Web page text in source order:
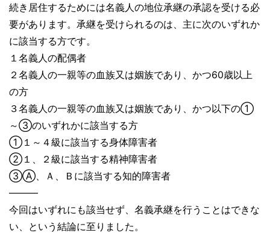
続き居住するためには名義人の地位承継の承認を受ける必
要があります。承継を受けられるのは、主に次のいずれか
に該当する方です。
１名義人の配偶者
２名義人の一親等の血族又は姻族であり、かつ60歳以上
の方
３名義人の一親等の血族又は姻族であり、かつ以下の①
～③のいずれかに該当する方
①１～４級に該当する身体障害者
②１、２級に該当する精神障害者
③Ⓐ、Ａ、Ｂに該当する知的障害者
―――
今回はいずれにも該当せず、名義承継を行うことはできな
い、という結論に至りました。